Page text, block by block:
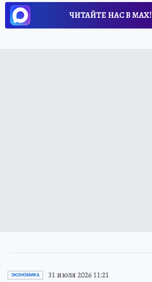
ЧИТАЙТЕ НАС В МАХ!
ЭКОНОМИКА 31 июля 2026 11:21